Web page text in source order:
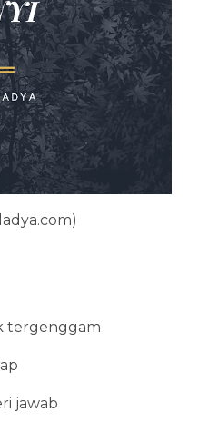
tergenggam
jawab